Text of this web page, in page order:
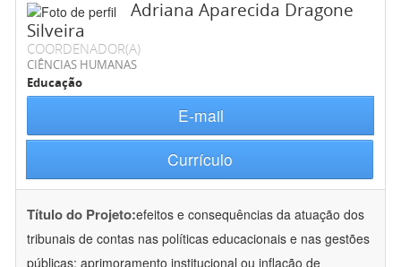
Adriana Aparecida Dragone
Silveira
COORDENADOR(A)
CIÊNCIAS HUMANAS
Educação
E-mail
Currículo
Título do Projeto:efeitos e consequências da atuação dos
tribunais de contas nas políticas educacionais e nas gestões
públicas: aprimoramento institucional ou inflação de